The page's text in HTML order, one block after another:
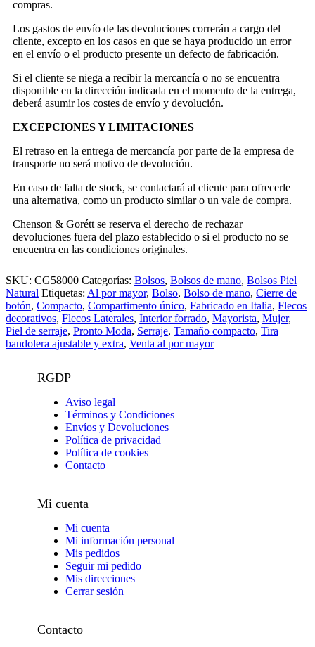
compras.
Los gastos de envío de las devoluciones correrán a cargo del
cliente, excepto en los casos en que se haya producido un error
en el envío o el producto presente un defecto de fabricación.
Si el cliente se niega a recibir la mercancía o no se encuentra
disponible en la dirección indicada en el momento de la entrega,
deberá asumir los costes de envío y devolución.
EXCEPCIONES Y LIMITACIONES
El retraso en la entrega de mercancía por parte de la empresa de
transporte no será motivo de devolución.
En caso de falta de stock, se contactará al cliente para ofrecerle
una alternativa, como un producto similar o un vale de compra.
Chenson & Gorétt se reserva el derecho de rechazar
devoluciones fuera del plazo establecido o si el producto no se
encuentra en las condiciones originales.
SKU: CG58000 Categorías: Bolsos, Bolsos de mano, Bolsos Piel
Natural Etiquetas: Al por mayor, Bolso, Bolso de mano, Cierre de
botón, Compacto, Compartimento único, Fabricado en Italia, Flecos
decorativos, Flecos Laterales, Interior forrado, Mayorista, Mujer,
Piel de serraje, Pronto Moda, Serraje, Tamaño compacto, Tira
bandolera ajustable y extra, Venta al por mayor
RGDP
Aviso legal
Términos y Condiciones
Envíos y Devoluciones
Política de privacidad
Política de cookies
Contacto
Mi cuenta
Mi cuenta
Mi información personal
Mis pedidos
Seguir mi pedido
Mis direcciones
Cerrar sesión
Contacto